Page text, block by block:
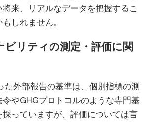
来、リアルなデータを把握するこ
しれません。
ビリティの測定・評価に関
た外部報告の基準は、個別指標の測
やGHGプロトコルのような専門基
っていますが、評価については言